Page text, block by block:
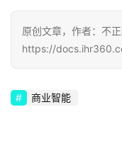
原创文章，作者：不
https://
商业智能